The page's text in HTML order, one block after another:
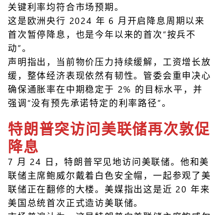
关键利率均符合市场预期。
这是欧洲央行 2024 年 6 月开启降息周期以来
首次暂停降息，也是今年以来的首次“按兵不
动”。
声明指出，当前物价压力持续缓解，工资增长放
缓，整体经济表现依然有韧性。管委会重申决心
确保通胀率在中期稳定于 2% 的目标水平，并
强调“没有预先承诺特定的利率路径”。
特朗普突访问美联储再次敦促
降息
7 月 24 日，特朗普罕见地访问美联储。他和美
联储主席鲍威尔戴着白色安全帽，一起参观了美
联储正在翻修的大楼。美媒指出这是近 20 年来
美国总统首次正式造访美联储。